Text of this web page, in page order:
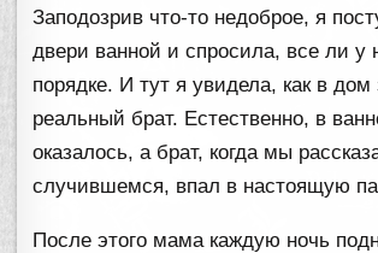
Заподозрив что-то недоброе, я
двери ванной и спросила, все ли у
порядке. И тут я увидела, как в
реальный брат. Естественно, в
оказалось, а брат, когда мы
случившемся, впал в настоящую
После этого мама каждую ночь